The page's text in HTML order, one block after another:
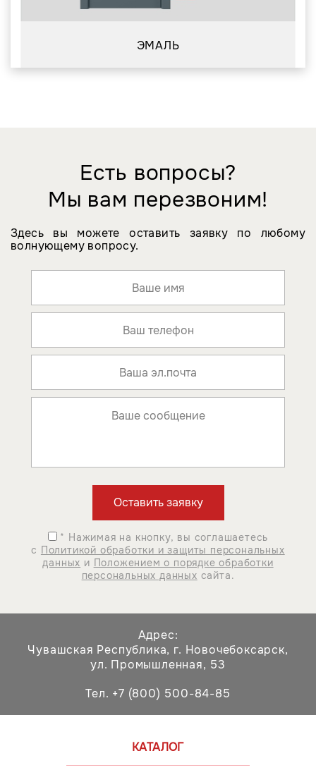
ЭМАЛЬ
Есть вопросы?
Мы вам перезвоним!
Здесь вы можете оставить заявку по любому
волнующему вопросу.
* Нажимая на кнопку, вы соглашаетесь
с Политикой обработки и защиты персональных
данных и Положением о порядке обработки
персональных данных сайта.
Адрес:
Чувашская Республика, г. Новочебоксарск,
ул. Промышленная, 53
Тел. +7 (800) 500-84-85
КАТАЛОГ